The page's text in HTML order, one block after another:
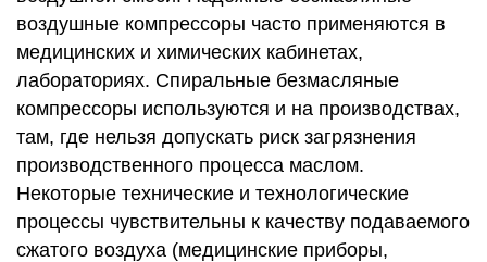
воздушные компрессоры часто применяются в
медицинских и химических кабинетах,
лабораториях. Спиральные безмасляные
компрессоры используются и на производствах,
там, где нельзя допускать риск загрязнения
производственного процесса маслом.
Некоторые технические и технологические
процессы чувствительны к качеству подаваемого
сжатого воздуха (медицинские приборы,